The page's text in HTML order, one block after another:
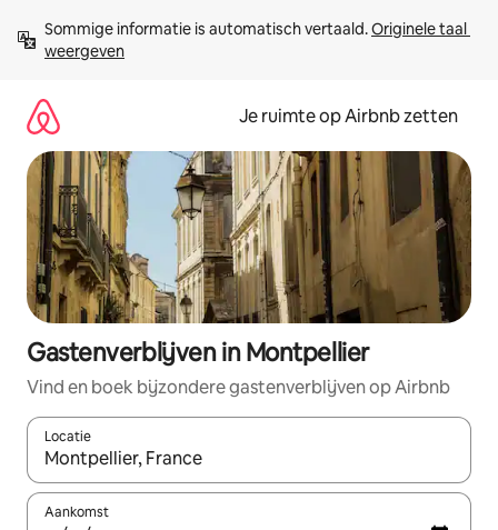
direct
naar
Sommige informatie is automatisch vertaald. Originele taal
weergeven
Je ruimte op Airbnb zetten
Gastenverblijven in Montpellier
Vind en boek bijzondere gastenverblijven op Airbnb
Locatie
Wanneer er suggesties beschikbaar zijn, maak je een keuze
Aankomst